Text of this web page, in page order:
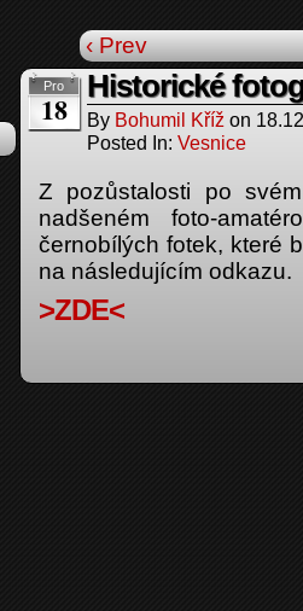
‹ Prev
Pro
18
Historické
By Bohumil Kříž on
Posted In: Vesnice
Z pozůstalosti po
nadšeném foto-
černobílých fotek, které
na následujícím odkazu.
>ZDE<